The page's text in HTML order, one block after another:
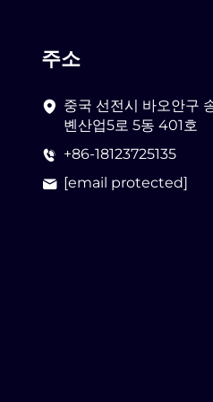
주소
중국 선전시 바오안구
볜산업5로 5동 401호
+86-18123725135
[email protected]